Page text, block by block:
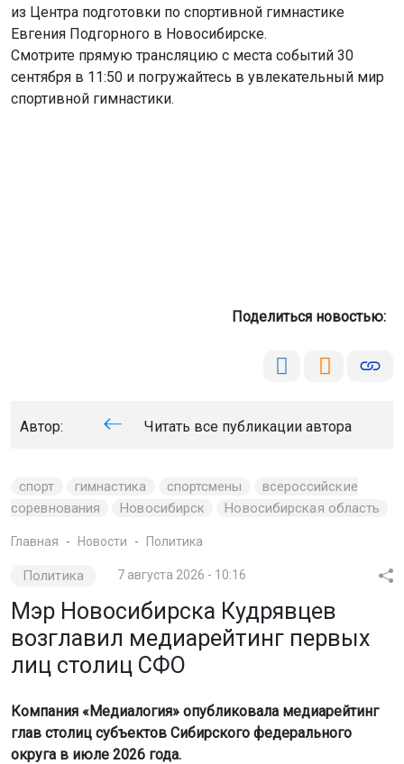
из Центра подготовки по спортивной гимнастике
Евгения Подгорного в Новосибирске.
Смотрите прямую трансляцию с места событий 30
сентября в 11:50 и погружайтесь в увлекательный мир
спортивной гимнастики.
Поделиться новостью:
Автор: Читать все публикации автора
спорт гимнастика спортсмены
всероссийские
соревнования
Новосибирск Новосибирская область
Главная Новости Политика
Политика 7 августа 2026 - 10:16
Мэр Новосибирска Кудрявцев
возглавил медиарейтинг первых
лиц столиц СФО
Компания «Медиалогия» опубликовала медиарейтинг
глав столиц субъектов Сибирского федерального
округа в июле 2026 года.